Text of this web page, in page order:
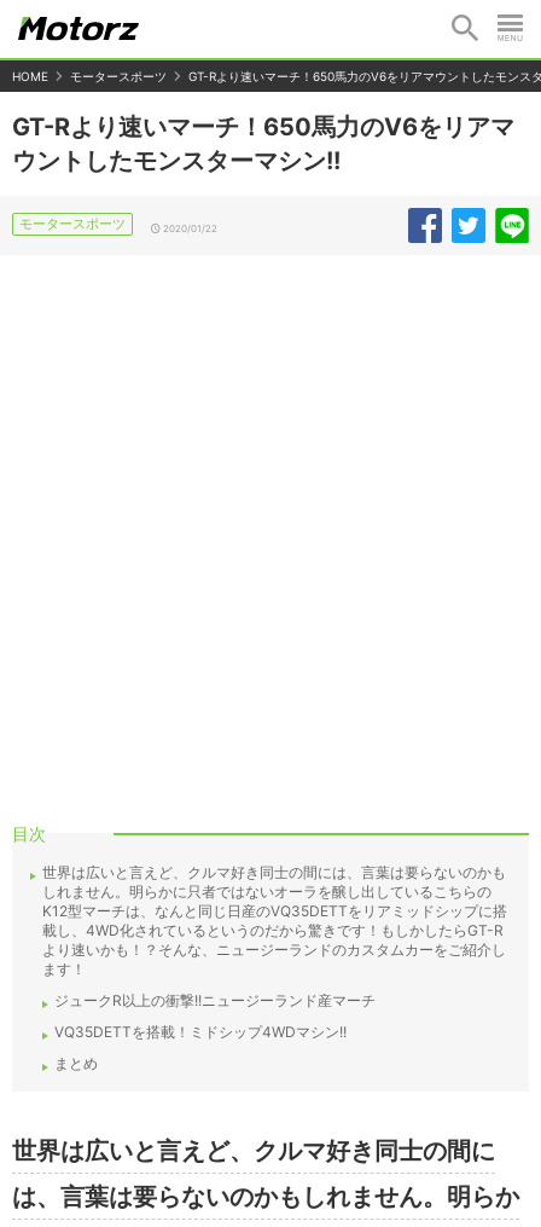
HOME モータースポーツ GT-Rより速いマーチ！650馬力のV6をリアマウントしたモンス
GT-Rより速いマーチ！650馬力のV6をリアマ
ウントしたモンスターマシン!!
モータースポーツ 2020/01/22
目次
世界は広いと言えど、クルマ好き同士の間には、言葉は要らないのかも
しれません。明らかに只者ではないオーラを醸し出しているこちらの
K12型マーチは、なんと同じ日産のVQ35DETTをリアミッドシップに搭
載し、4WD化されているというのだから驚きです！もしかしたらGT-R
より速いかも！？そんな、ニュージーランドのカスタムカーをご紹介し
ます！
ジュークR以上の衝撃!!ニュージーランド産マーチ
VQ35DETTを搭載！ミドシップ4WDマシン!!
まとめ
世界は広いと言えど、クルマ好き同士の間に
は、言葉は要らないのかもしれません。明らか